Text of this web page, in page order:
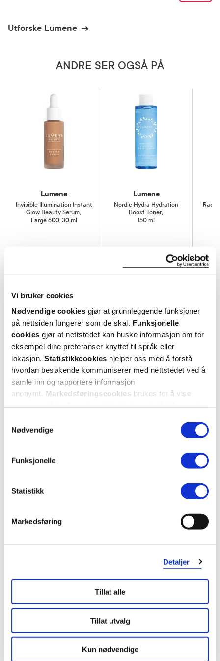
Vi bruker cookies
Nødvendige cookies gjør at grunnleggende funksjoner
på nettsiden fungerer som de skal. Funksjonelle
cookies gjør at nettstedet kan huske informasjon om for
eksempel dine preferanser knyttet til språk eller
lokasjon. Statistikkcookies hjelper oss med å forstå
hvordan besøkende kommuniserer med nettstedet ved å
samle inn og rapportere informasjon
anonymt. Markedsføringscookies brukes for å vise
Nødvendige
Funksjonelle
Statistikk
Markedsføring
Detaljer
Tillat alle
Tillat utvalg
Kun nødvendige
Utforske Lumene
ANDRE SER OGSÅ PÅ
Lumene
Invisible Illumination Instant
Glow Beauty Serum,
Farge 600, 30 ml
Lumene
Nordic Hydra Hydration
Boost Toner,
150 ml
Hent resepter for deg selv eller barnet
ditt
Logg inn med BankID eller annen eID og få sikker
tilgang til alle dine resepter
Velg hvilke resepter du vil hente ut og hvordan du vil
Få dine resepter levert raskt og trygt på avtalt måte
Kom i gang
KUNDEANMELDELSER
1 anmeldelse